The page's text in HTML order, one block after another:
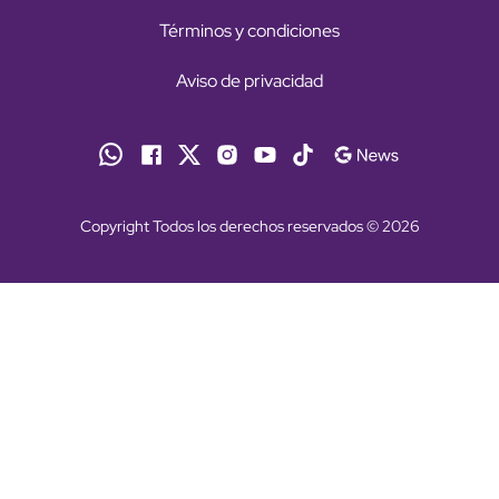
Términos y condiciones
Aviso de privacidad
Copyright Todos los derechos reservados © 2026